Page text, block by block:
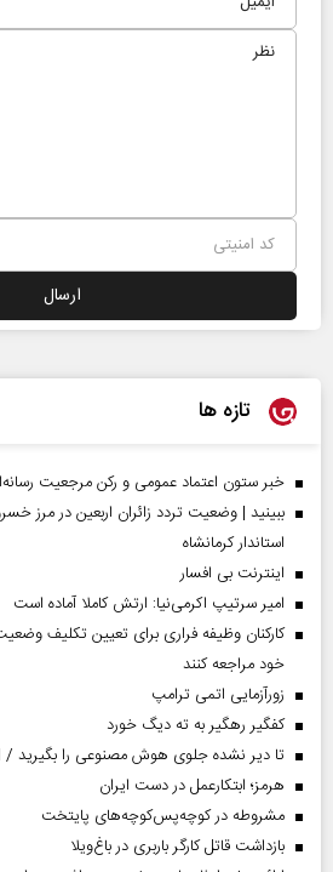
تازه ها
خبر ستون اعتماد عمومی و رکن مرجعیت
ببینید | وضعیت تردد زائران اربعین در مرز
استاندار کرمانشاه
اینترنت بی افسار
امیر سرتیپ اکرمی‌نیا: ارتش کاملا آماده است
کارکنان وظیفه فراری برای تعیین تکلیف
خود مراجعه کنند
زورآزمایی اتمی ترامپ
کفگیر رهگیر به ته دیگ خورد
تا دیر نشده جلوی هوش مصنوعی را بگیرید / AI به انسان مسلط می‌شود؟
هرمز؛ ابتکارعمل در دست ایران
مشروطه در کوچه‌پس‌کوچه‌های پایتخت
بازداشت قاتل کارگر باربری در باغ‌ویلا